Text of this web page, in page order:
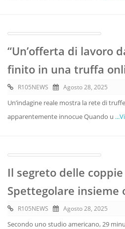
“Un’offerta di lavoro
finito in una truffa
R105NEWS Agosto 28, 2025
Un’indagine reale mostra la rete di
apparentemente innocue Quando u
Il segreto delle
Spettegolare insieme
R105NEWS Agosto 28, 2025
Secondo uno studio americano, 29